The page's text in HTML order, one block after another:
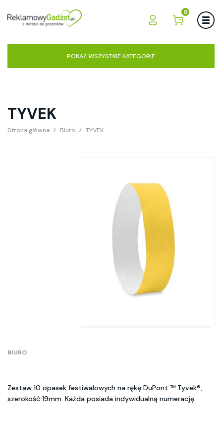
0
POKAŻ WSZYSTKIE KATEGORIE
TYVEK
Strona główna Biuro TYVEK
BIURO
Zestaw 10 opasek festiwalowych na rękę DuPont ™ Tyvek®,
szerokość 19mm. Każda posiada indywidualną numerację.